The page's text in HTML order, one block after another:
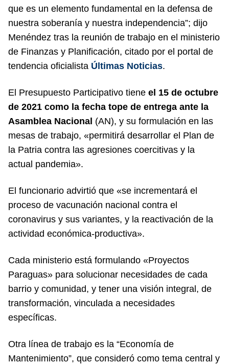
que es un elemento fundamental en la defensa de
nuestra soberanía y nuestra independencia”; dijo
Menéndez tras la reunión de trabajo en el ministerio
de Finanzas y Planificación, citado por el portal de
tendencia oficialista Últimas Noticias.
El Presupuesto Participativo tiene el 15 de octubre
de 2021 como la fecha tope de entrega ante la
Asamblea Nacional (AN), y su formulación en las
mesas de trabajo, «permitirá desarrollar el Plan de
la Patria contra las agresiones coercitivas y la
actual pandemia».
El funcionario advirtió que «se incrementará el
proceso de vacunación nacional contra el
coronavirus y sus variantes, y la reactivación de la
actividad económica-productiva».
Cada ministerio está formulando «Proyectos
Paraguas» para solucionar necesidades de cada
barrio y comunidad, y tener una visión integral, de
transformación, vinculada a necesidades
específicas.
Otra línea de trabajo es la “Economía de
Mantenimiento”, que consideró como tema central y